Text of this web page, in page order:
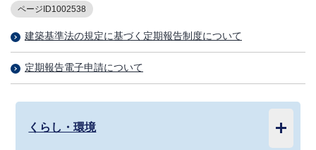
ページID1002538
建築基準法の規定に基づく定期報告制度について
定期報告電子申請について
くらし・環境